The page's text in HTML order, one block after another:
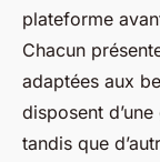
plateforme
Chacun
adaptées aux
disposent
tandis que